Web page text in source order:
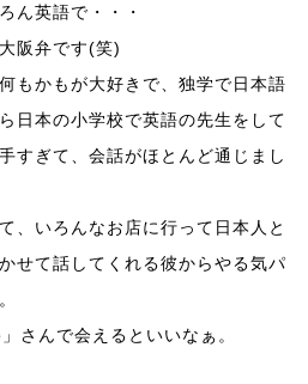
ん英語で・・・
阪弁です(笑)
もかもが大好きで、独学で日本語
日本の小学校で英語の先生をして
すぎて、会話がほとんど通じまし
、いろんなお店に行って日本人と
せて話してくれる彼からやる気パ
さんで会えるといいなぁ。